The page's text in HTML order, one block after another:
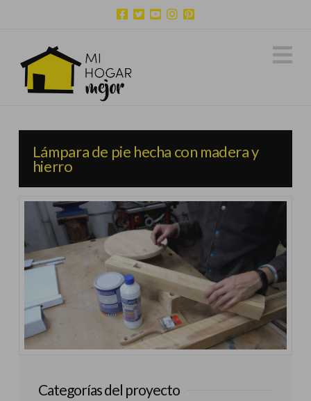
Lámpara de pie hecha con madera y
hierro
Categorías del proyecto